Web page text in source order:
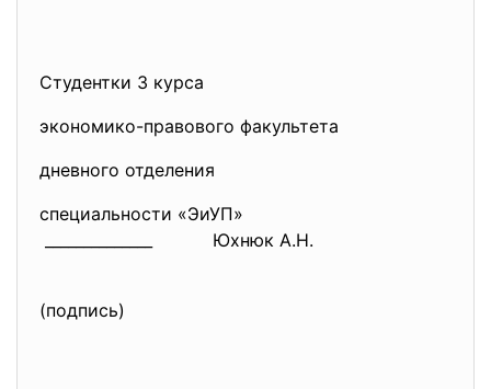
Студентки 3 курса
экономико-правового факультета
дневного отделения
специальности «ЭиУП»
______________ Юхнюк А.Н.
(подпись)